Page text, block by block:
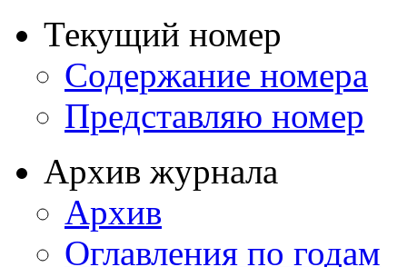
Текущий номер
Содержание номера
Представляю номер
Архив журнала
Архив
Оглавления по годам